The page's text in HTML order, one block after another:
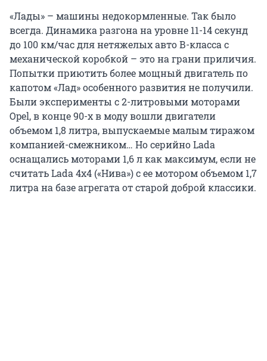
«Лады» – машины недокормленные. Так было
всегда. Динамика разгона на уровне 11-14 секунд
до 100 км/час для нетяжелых авто В-класса с
механической коробкой – это на грани приличия.
Попытки приютить более мощный двигатель по
капотом «Лад» особенного развития не получили.
Были эксперименты с 2-литровыми моторами
Opel, в конце 90-х в моду вошли двигатели
объемом 1,8 литра, выпускаемые малым тиражом
компанией-смежником… Но серийно Lada
оснащались моторами 1,6 л как максимум, если не
считать Lada 4x4 («Нива») с ее мотором объемом 1,7
литра на базе агрегата от старой доброй классики.